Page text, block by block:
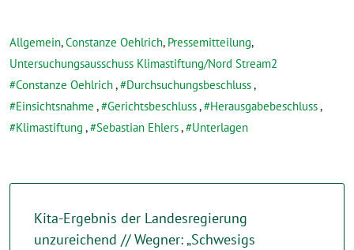
Allgemein,Constanze Oehlrich, Pressemitteilung,
Untersuchungsausschuss Klimastiftung/Nord Stream2
Constanze Oehlrich, Durchsuchungsbeschluss,
Einsichtsnahme , Gerichtsbeschluss, Herausgabebeschluss,
Klimastiftung , Sebastian Ehlers, Unterlagen
Kita-Ergebnis der Landesregierung
unzureichend // Wegner: „Schwesigs